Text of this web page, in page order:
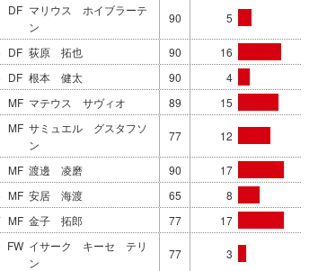
DF マリウス ホイブラーテ
ン
90 5
DF 荻原 拓也 90
16
DF 根本 健太 90
4
MF マテウス サヴィオ 89
15
MF サミュエル グスタフソ
ン
77 12
MF 渡邊 凌磨 90
17
MF 安居 海渡 65
8
MF 金子 拓郎 77
17
FW イサーク キーセ テリ
ン
77 3